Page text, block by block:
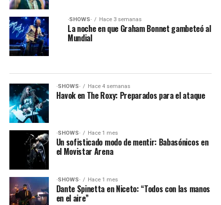
·SHOWS· Hace 3 semanas
La noche en que Graham Bonnet gambeteó al
Mundial
·SHOWS· Hace 4 semanas
Havok en The Roxy: Preparados para el ataque
·SHOWS· Hace 1 mes
Un sofisticado modo de mentir: Babasónicos en
el Movistar Arena
·SHOWS· Hace 1 mes
Dante Spinetta en Niceto: “Todos con las manos
en el aire”